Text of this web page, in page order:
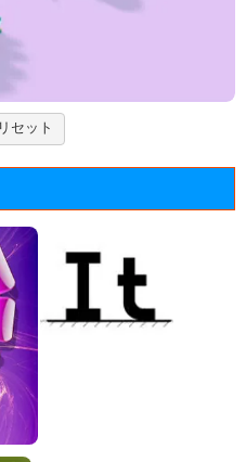
たちがチームで敵の侵攻を食い
同じ色に揃えるカラーパズルゲ
セット